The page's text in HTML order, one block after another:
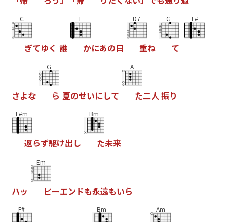
C
ぎてゆく 誰
F
かにあの日
D7
重ね
G
て
F#
さよな
G
ら 夏のせいにして
A
た二人振り
F#m
返らず駆け出し
Bm
た未来
ハッ
Em
ピーエン ドも永遠もいら
F# Bm Am